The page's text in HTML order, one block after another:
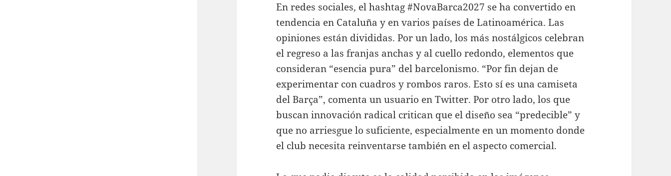
En redes sociales, el hashtag #NovaBarca2027 se ha convertido en
tendencia en Cataluña y en varios países de Latinoamérica. Las
opiniones están divididas. Por un lado, los más nostálgicos celebran
el regreso a las franjas anchas y al cuello redondo, elementos que
consideran “esencia pura” del barcelonismo. “Por fin dejan de
experimentar con cuadros y rombos raros. Esto sí es una camiseta
del Barça”, comenta un usuario en Twitter. Por otro lado, los que
buscan innovación radical critican que el diseño sea “predecible” y
que no arriesgue lo suficiente, especialmente en un momento donde
el club necesita reinventarse también en el aspecto comercial.